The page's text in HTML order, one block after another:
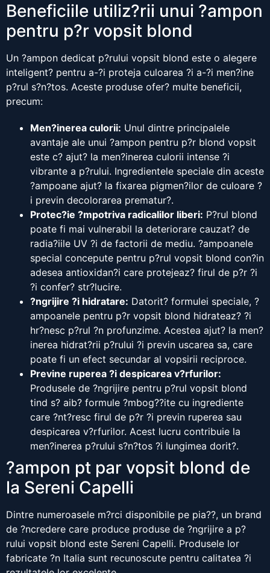
Beneficiile utiliz?rii unui ?ampon
pentru p?r vopsit blond
Un ?ampon dedicat p?rului vopsit blond este o alegere
inteligent? pentru a-?i proteja culoarea ?i a-?i men?ine
p?rul s?n?tos. Aceste produse ofer? multe beneficii,
precum:
Men?inerea culorii: Unul dintre principalele
avantaje ale unui ?ampon pentru p?r blond vopsit
este c? ajut? la men?inerea culorii intense ?i
vibrante a p?rului. Ingredientele speciale din aceste
?ampoane ajut? la fixarea pigmen?ilor de culoare ?
i previn decolorarea prematur?.
Protec?ie ?mpotriva radicalilor liberi: P?rul blond
poate fi mai vulnerabil la deteriorare cauzat? de
radia?iile UV ?i de factorii de mediu. ?ampoanele
special concepute pentru p?rul vopsit blond con?in
adesea antioxidan?i care protejeaz? firul de p?r ?i
?i confer? str?lucire.
?ngrijire ?i hidratare: Datorit? formulei speciale, ?
ampoanele pentru p?r vopsit blond hidrateaz? ?i
hr?nesc p?rul ?n profunzime. Acestea ajut? la men?
inerea hidrat?rii p?rului ?i previn uscarea sa, care
poate fi un efect secundar al vopsirii reciproce.
Previne ruperea ?i despicarea v?rfurilor:
Produsele de ?ngrijire pentru p?rul vopsit blond
tind s? aib? formule ?mbog??ite cu ingrediente
care ?nt?resc firul de p?r ?i previn ruperea sau
despicarea v?rfurilor. Acest lucru contribuie la
men?inerea p?rului s?n?tos ?i lungimea dorit?.
?ampon pt par vopsit blond de
la Sereni Capelli
Dintre numeroasele m?rci disponibile pe pia??, un brand
de ?ncredere care produce produse de ?ngrijire a p?
rului vopsit blond este Sereni Capelli. Produsele lor
fabricate ?n Italia sunt recunoscute pentru calitatea ?i